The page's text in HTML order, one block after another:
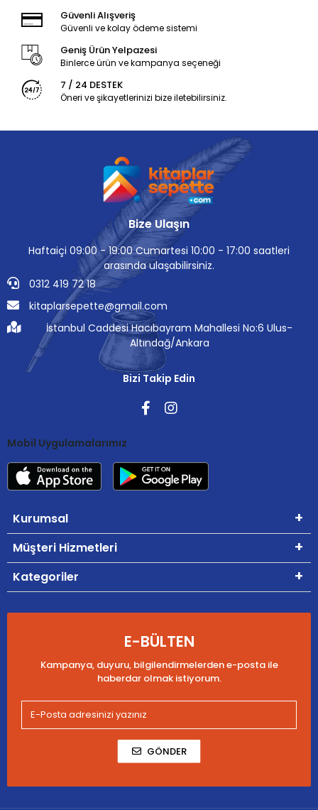
Güvenli Alışveriş
Güvenli ve kolay ödeme sistemi
Geniş Ürün Yelpazesi
Binlerce ürün ve kampanya seçeneği
7 / 24 DESTEK
Öneri ve şikayetlerinizi bize iletebilirsiniz.
Bize Ulaşın
Haftaiçi 09:00 - 19:00 Cumartesi 10:00 - 17:00 saatleri
arasında ulaşabilirsiniz.
0312 419 72 18
kitaplarsepette@gmail.com
İstanbul Caddesi Hacıbayram Mahallesi No:6 Ulus-
Altındağ/Ankara
Bizi Takip Edin
Mobil Uygulamalarımız
Kurumsal
Müşteri Hizmetleri
Kategoriler
E-BÜLTEN
Kampanya, duyuru, bilgilendirmelerden e-posta ile
haberdar olmak istiyorum.
GÖNDER